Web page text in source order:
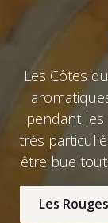
Les Côtes
pendant les
très
être bue
Les Rouges